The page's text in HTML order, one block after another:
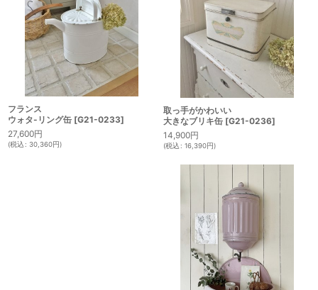
フランス
ウォタ-リング缶 [G21-0233]
27,600円
(税込: 30,360円)
取っ手がかわいい
大きなブリキ缶 [G21-0236]
14,900円
(税込: 16,390円)